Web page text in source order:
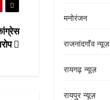
मनोरंजन
राजनांदगाँव न्यूज़
रायगढ़ न्यूज़
रायपुर न्यूज़